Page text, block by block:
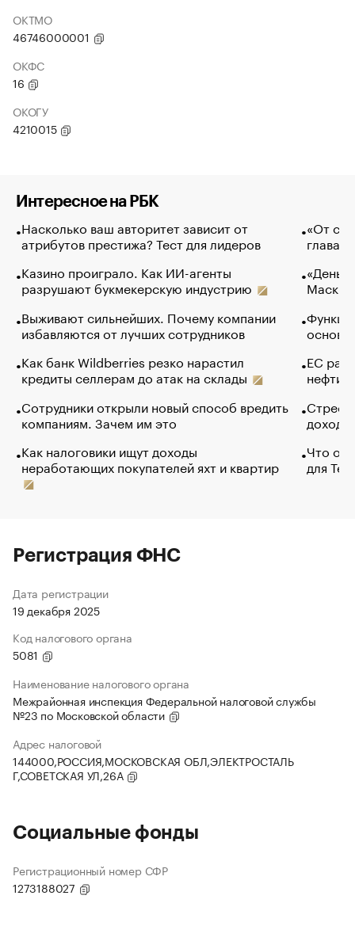
ОКТМО
46746000001
ОКФС
16
ОКОГУ
4210015
Интересное на РБК
Насколько ваш авторитет зависит от
атрибутов престижа? Тест для лидеров
Казино проиграло. Как ИИ-агенты
разрушают букмекерскую индустрию
Выживают сильнейших. Почему компании
избавляются от лучших сотрудников
Как банк Wildberries резко нарастил
кредиты селлерам до атак на склады
Сотрудники открыли новый способ вредить
компаниям. Зачем им это
Как налоговики ищут доходы
неработающих покупателей яхт и квартир
«От
глава
Маск в
основ
ЕС
нефти
Что
для
Регистрация ФНС
Дата регистрации
19 декабря 2025
Код налогового органа
5081
Наименование налогового органа
Межрайонная инспекция Федеральной налоговой службы
№23 по Московской области
Адрес налоговой
144000,РОССИЯ,МОСКОВСКАЯ ОБЛ,ЭЛЕКТРОСТАЛЬ
Г,СОВЕТСКАЯ УЛ,26А
Социальные фонды
Регистрационный номер СФР
1273188027